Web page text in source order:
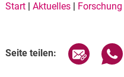
Start | Aktuelles | Forschung
Seite teilen: Seite